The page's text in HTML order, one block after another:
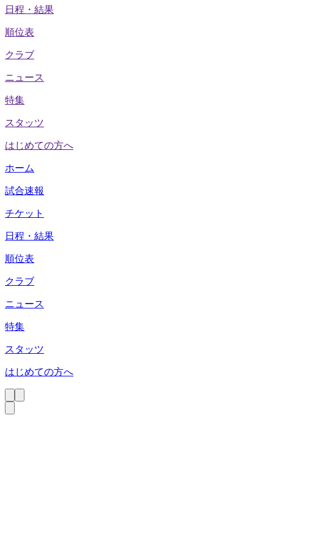
日程・結果
順位表
クラブ
ニュース
特集
スタッツ
はじめての方へ
ホーム
試合速報
チケット
日程・結果
順位表
クラブ
ニュース
特集
スタッツ
はじめての方へ